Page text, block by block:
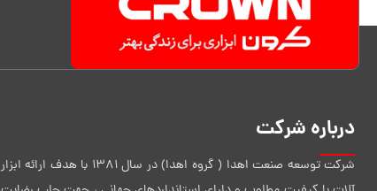
درباره شرکت
شرکت توسعه صنعت اهدا ( گروه اهدا) در سال 1381 با هدف ارائه ابزار